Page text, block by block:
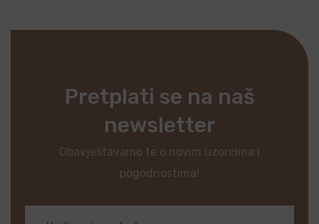
Pretplati se na naš
newsletter
Obavještavamo te o novim uzorcima i
pogodnostima!